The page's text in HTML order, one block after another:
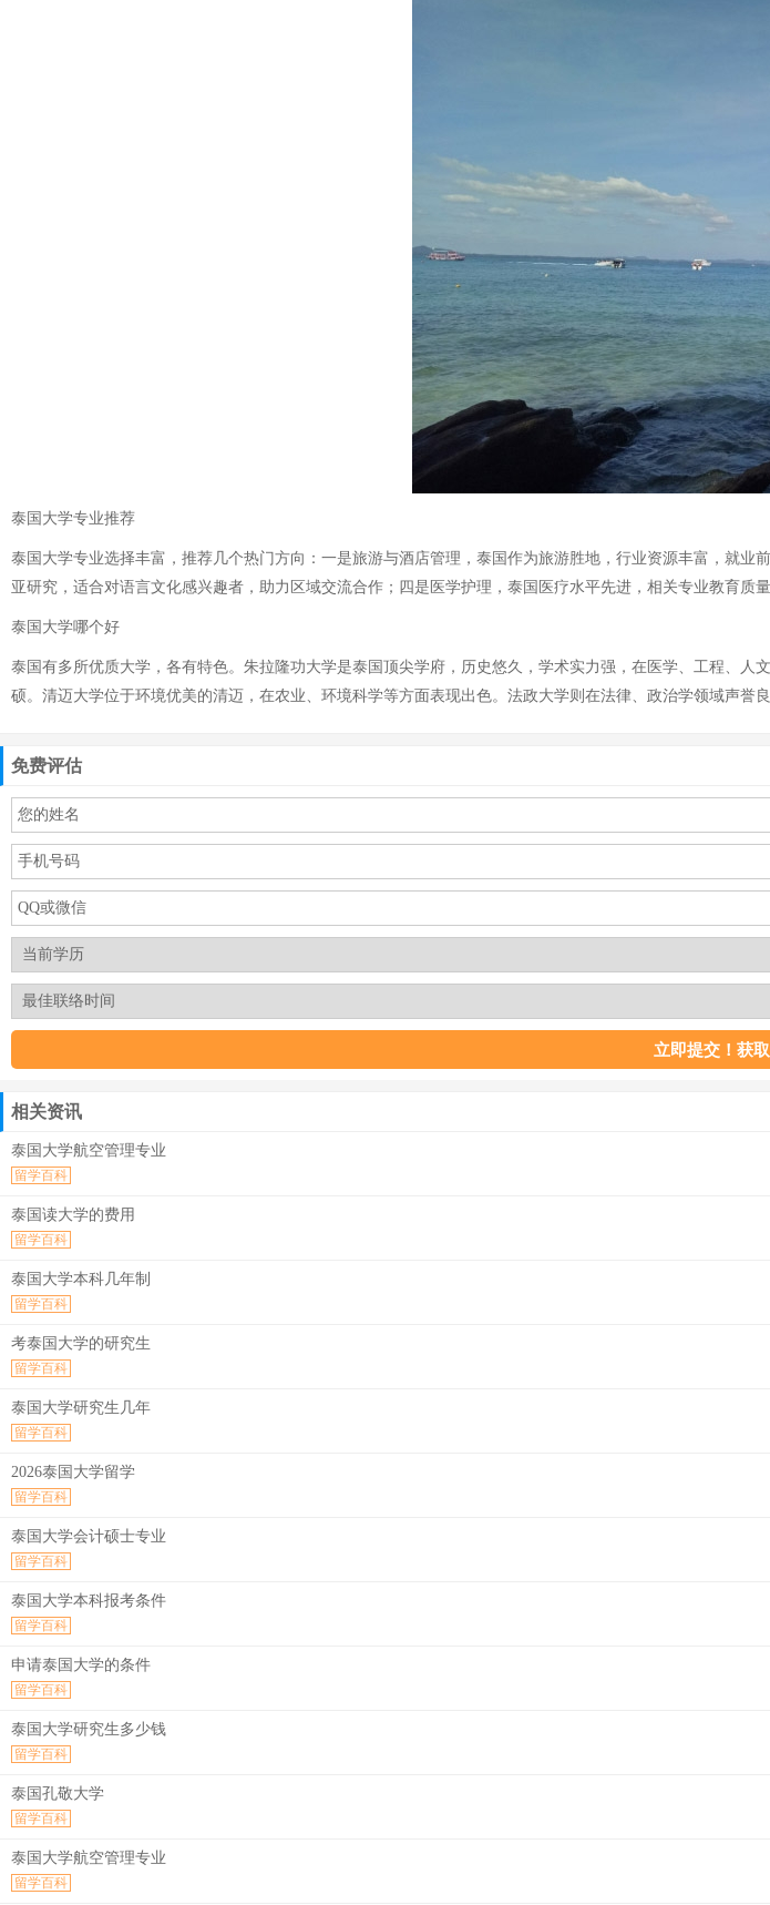
泰国大学专业推荐
泰国大学专业选择丰富，推荐几个热门方向：一是旅游与酒店管理，泰国作为旅游胜地，行业资源丰富，就
亚研究，适合对语言文化感兴趣者，助力区域交流合作；四是医学护理，泰国医疗水平先进，相关专业教育质
泰国大学哪个好
泰国有多所优质大学，各有特色。朱拉隆功大学是泰国顶尖学府，历史悠久，学术实力强，在医学、工程、
硕。清迈大学位于环境优美的清迈，在农业、环境科学等方面表现出色。法政大学则在法律、政治学领域声誉良
免费评估
相关资讯
泰国大学航空管理专业
留学百科
泰国读大学的费用
留学百科
泰国大学本科几年制
留学百科
考泰国大学的研究生
留学百科
泰国大学研究生几年
留学百科
2026泰国大学留学
留学百科
泰国大学会计硕士专业
留学百科
泰国大学本科报考条件
留学百科
申请泰国大学的条件
留学百科
泰国大学研究生多少钱
留学百科
泰国孔敬大学
留学百科
泰国大学航空管理专业
留学百科